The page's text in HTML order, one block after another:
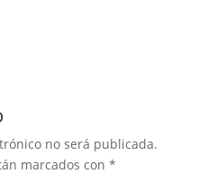
no será publicada.
marcados con *